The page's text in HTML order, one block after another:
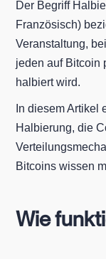
Der Begriff
Französisch)
Veranstaltung,
jeden auf Bitcoin
halbiert wird.
In diesem Artikel
Halbierung, die
Bitcoins wissen
Wie